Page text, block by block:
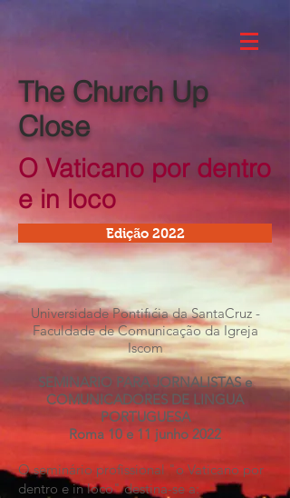
The Church Up
Close
O Vaticano por dentro
e in loco
Edição 2022
Universidade Pontifıćia da SantaCruz -
Faculdade de Comunicação da Igreja
Iscom
SEMINARIO PARA JORNALISTAS e
COMUNICADORES DE LINGUA
PORTUGUESA
Roma 10 e 11 junho 2022
O seminário profissional "o Vaticano por
dentro e in loco" destina-se a: